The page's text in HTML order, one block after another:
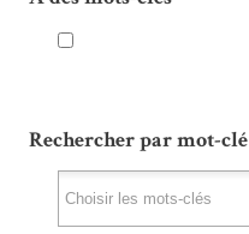
Rechercher par mot-clé